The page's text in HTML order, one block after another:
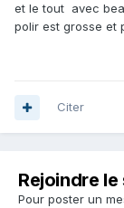
et le tout avec
polir est grosse et
Citer
Rejoindre
Pour poster un